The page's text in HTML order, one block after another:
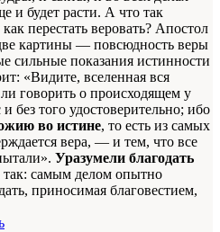
и будет расти. А что так
перестать веровать? Апостол
картины — повсюдность веры
сильные показания истинности
«Видите, вселенная вся
говорить о происходящем у
без того удостоверительно; ибо
во истине, то есть из самых
вера, — и тем, что все
Уразумели благодать
самым делом опытно
приносимая благовестием,